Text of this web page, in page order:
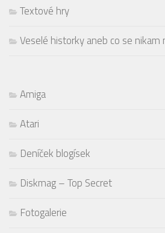
Textové hry
Veselé historky aneb co se nikam
Amiga
Atari
Deníček blogísek
Diskmag – Top Secret
Fotogalerie